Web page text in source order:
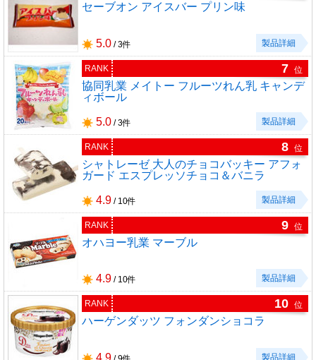
セーブオン アイスバー プリン味
5.0 / 3件 製品詳細
RANK 7 位
協同乳業 メイトー フルーツれん乳 キャンデ
ィボール
5.0 / 3件 製品詳細
RANK 8 位
シャトレーゼ 大人のチョコバッキー アフォ
ガード エスプレッソチョコ＆バニラ
4.9 / 10件 製品詳細
RANK 9 位
オハヨー乳業 マーブル
4.9 / 10件 製品詳細
RANK 10 位
ハーゲンダッツ フォンダンショコラ
4.9 製品詳細